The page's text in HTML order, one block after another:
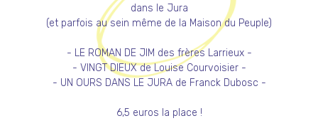
dans le Jura
(et parfois au sein même de la Maison du Peuple)
- LE ROMAN DE JIM des frères Larrieux -
- VINGT DIEUX de Louise Courvoisier -
- UN OURS DANS LE JURA de Franck Dubosc -
6,5 euros la place !